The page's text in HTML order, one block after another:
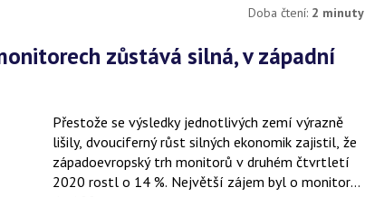
Doba čtení: 2 minuty
Přestože se výsledky jednotlivých zemí výrazně
lišily, dvouciferný růst silných ekonomik zajistil, že
západoevropský trh monitorů v druhém čtvrtletí
2020 rostl o 14 %. Největší zájem byl o monitory